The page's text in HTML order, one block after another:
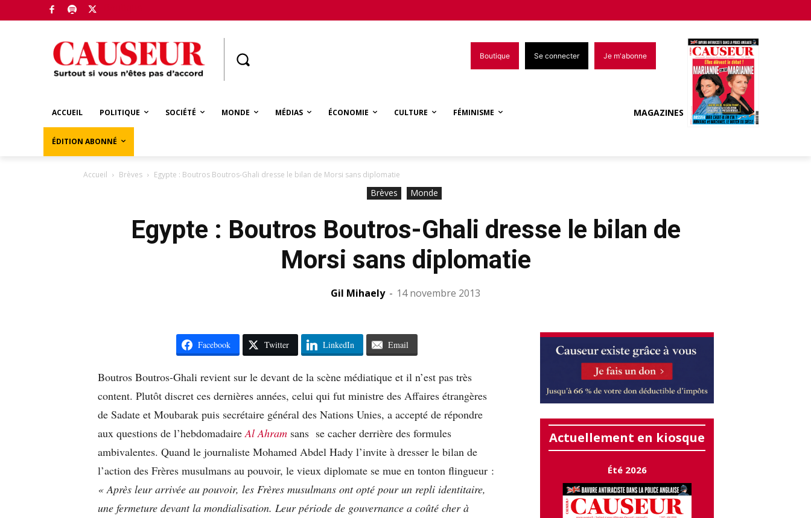
Boutique Se connecter Je m'abonne
ACCUEIL POLITIQUE SOCIÉTÉ MONDE MÉDIAS ÉCONOMIE CULTURE FÉMINISME
ÉDITION ABONNÉ
MAGAZINES
Accueil Brèves Egypte : Boutros Boutros-Ghali dresse le bilan de Morsi sans diplomatie
Brèves Monde
Egypte : Boutros Boutros-Ghali dresse le bilan de
Morsi sans diplomatie
Gil Mihaely - 14 novembre 2013
Facebook Twitter LinkedIn Email
Boutros Boutros-Ghali revient sur le devant de la scène médiatique et il n’est pas très
content. Plutôt discret ces dernières années, celui qui fut ministre des Affaires étrangères
de Sadate et Moubarak puis secrétaire général des Nations Unies, a accepté de répondre
aux questions de l’hebdomadaire Al Ahram sans se cacher derrière des formules
ambivalentes. Quand le journaliste Mohamed Abdel Hady l’invite à dresser le bilan de
l’action des Frères musulmans au pouvoir, le vieux diplomate se mue en tonton flingueur :
« Après leur arrivée au pouvoir, les Frères musulmans ont opté pour un repli identitaire,
une fermeture devant la mondialisation. Leur période de gouvernance a coûté cher à
Actuellement en kiosque
Été 2026